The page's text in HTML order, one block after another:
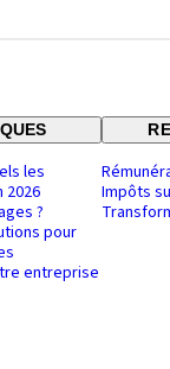
les
2026
?
pour
entreprise
Impôts